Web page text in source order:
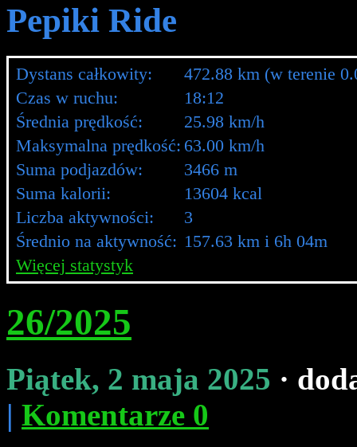
Pepiki Ride
Dystans całkowity:
472.88 km (w terenie
Czas w ruchu:
18:12
Średnia prędkość:
25.98 km/h
Maksymalna prędkość: 63.00 km/h
Suma podjazdów:
3466 m
Suma kalorii:
13604 kcal
Liczba aktywności:
3
Średnio na aktywność: 157.63 km i 6h 04m
Więcej statystyk
26/2025
Piątek, 2 maja 2025 ·
| Komentarze 0